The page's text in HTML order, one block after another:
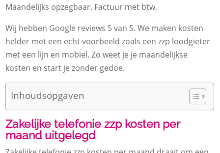
Maandelijks opzegbaar. Factuur met btw.
Wij hebben Google reviews 5 van 5. We maken kosten
helder met een echt voorbeeld zoals een zzp loodgieter
met een lijn en mobiel. Zo weet je je maandelijkse
kosten en start je zonder gedoe.
Inhoudsopgaven
Zakelijke telefonie zzp kosten per
maand uitgelegd